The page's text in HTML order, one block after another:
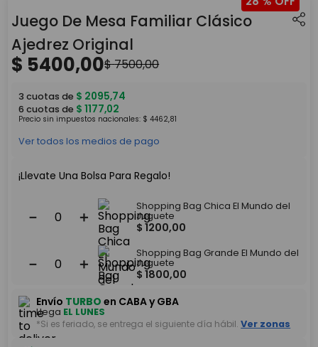
4.
monopatin
5. toy story
Juego De Mesa Familiar Clásico
Ajedrez Original
$ 5400,00$7500,00
3 cuotas de $ 2095,74
6 cuotas de $ 1177,02
Precio sin impuestos nacionales: $ 4462,81
Ver todos los medios de pago
¡Llevate Una Bolsa Para Regalo!
＋
－
Shopping Bag Chica El Mundo del
Juguete
$ 1200,00
＋
－
Shopping Bag Grande El Mundo del
Juguete
$ 1800,00
Envío TURBO en CABA y GBA
Llega EL LUNES
*Si es feriado, se entrega el siguiente día hábil. Ver zonas